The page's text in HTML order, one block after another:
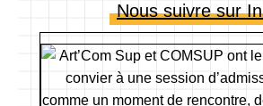
Nous suivre sur